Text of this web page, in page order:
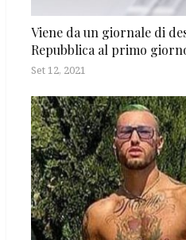
Viene da un giornale di
Repubblica al primo
Set 12, 2021